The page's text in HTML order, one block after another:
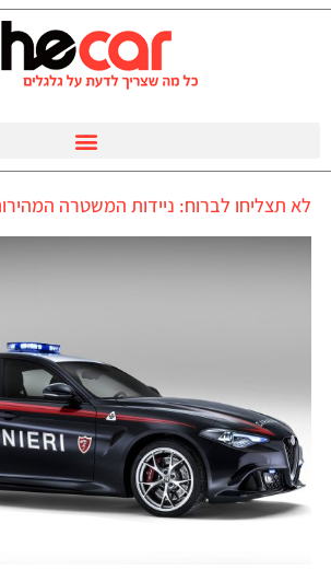
לא תצליחו לברוח: ניידות המשטרה